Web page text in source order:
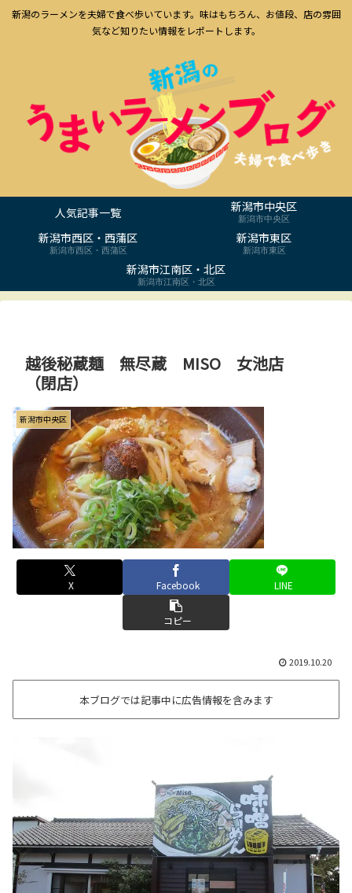
新潟のラーメンを夫婦で食べ歩いています。味はもちろん、お値段、店の雰囲
気など知りたい情報をレポートします。
人気記事一覧 新潟市中央区
新潟市中央区
新潟市西区・西蒲区
新潟市西区・西蒲区
新潟市東区
新潟市東区
新潟市江南区・北区
新潟市江南区・北区
越後秘蔵麺 無尽蔵 MISO 女池店
（閉店）
新潟市中央区
X Facebook LINE
コピー
2019.10.20
本ブログでは記事中に広告情報を含みます